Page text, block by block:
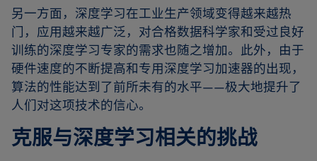
另一方面，深度学习在工业生产领域变得越来越热
门，应用越来越广泛，对合格数据科学家和受过良好
训练的深度学习专家的需求也随之增加。此外，由于
硬件速度的不断提高和专用深度学习加速器的出现，
算法的性能达到了前所未有的水平——极大地提升了
人们对这项技术的信心。
克服与深度学习相关的挑战